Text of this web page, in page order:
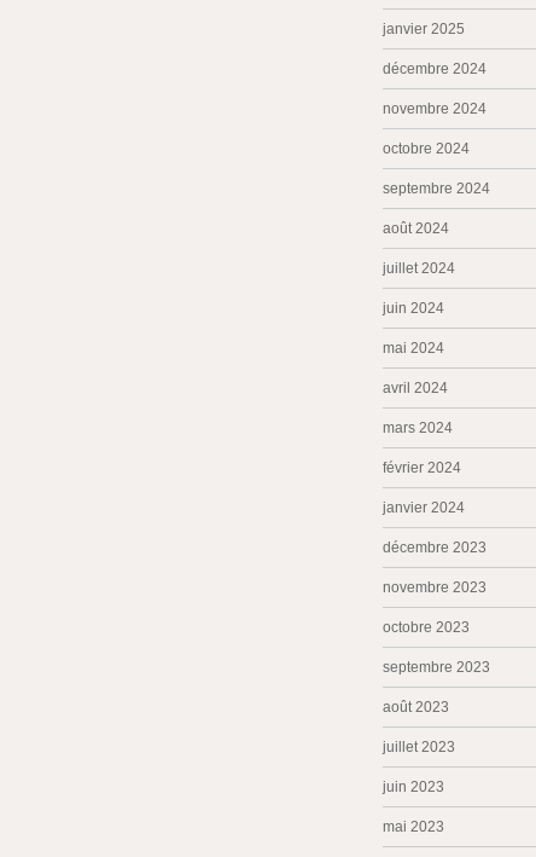
janvier 2025
décembre 2024
novembre 2024
octobre 2024
septembre 2024
août 2024
juillet 2024
juin 2024
mai 2024
avril 2024
mars 2024
février 2024
janvier 2024
décembre 2023
novembre 2023
octobre 2023
septembre 2023
août 2023
juillet 2023
juin 2023
mai 2023